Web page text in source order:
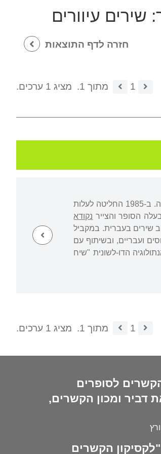
שירים עיוורים
חזרה לדף התוצאות
1 מתוך 1.
מציג 1 ערכים.
נולדה והתחנכה בסנט פטרבורג, רוסיה, שם למדה במכון לתיאטרון, למוזיקה ולקולנוע ופירסמה ארבעה ספרי שירה. ב-1985 החליטה לעלות
הסופר והצייר נקודא
שירים בעברית. במקביל
ועבריים, ובשיתוף עם
הדו-לשונית "שיח
1 מתוך 1. מציג 1 ערכים.
לסופרים
דביר ומכון הקשרים,
הקשרים